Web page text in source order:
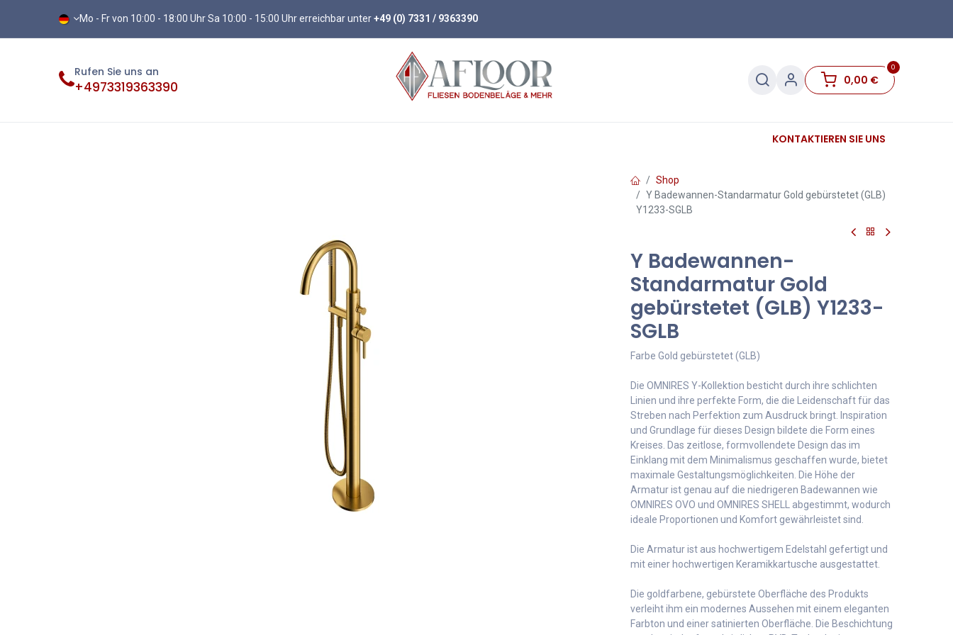
Mo - Fr von 10:00 - 18:00 Uhr Sa 10:00 - 15:00 Uhr erreichbar unter+49 (0) 7331 / 9363390
Rufen Sie uns an
+4973319363390
0
0,00 €
Sockelleisten Sale
KONTAKTIEREN SIE UNS
Shop
Y Badewannen-Standarmatur Gold gebürstetet (GLB)
Y1233-SGLB
Y Badewannen-
Standarmatur Gold
gebürstetet (GLB) Y1233-
SGLB
Farbe Gold gebürstetet (GLB)
Die OMNIRES Y-Kollektion besticht durch ihre schlichten
Linien und ihre perfekte Form, die die Leidenschaft für das
Streben nach Perfektion zum Ausdruck bringt. Inspiration
und Grundlage für dieses Design bildete die Form eines
Kreises. Das zeitlose, formvollendete Design das im
Einklang mit dem Minimalismus geschaffen wurde, bietet
maximale Gestaltungsmöglichkeiten. Die Höhe der
Armatur ist genau auf die niedrigeren Badewannen wie
OMNIRES OVO und OMNIRES SHELL abgestimmt, wodurch
ideale Proportionen und Komfort gewährleistet sind.
Die Armatur ist aus hochwertigem Edelstahl gefertigt und
mit einer hochwertigen Keramikkartusche ausgestattet.
Die goldfarbene, gebürstete Oberfläche des Produkts
verleiht ihm ein modernes Aussehen mit einem eleganten
Farbton und einer satinierten Oberfläche. Die Beschichtung